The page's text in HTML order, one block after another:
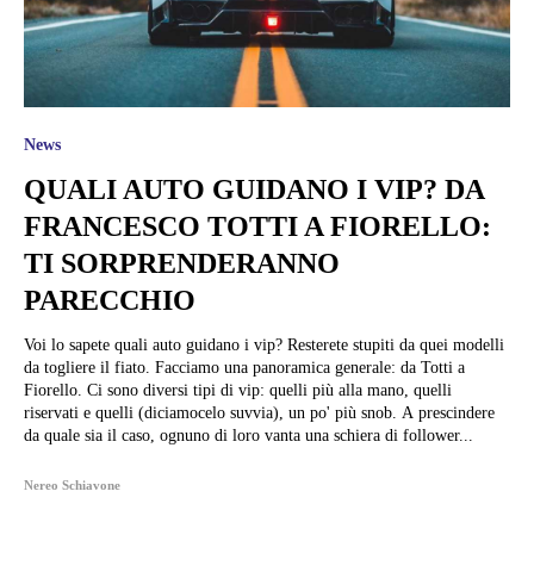
News
QUALI AUTO GUIDANO I VIP? DA
FRANCESCO TOTTI A FIORELLO:
TI SORPRENDERANNO
PARECCHIO
Voi lo sapete quali auto guidano i vip? Resterete stupiti da quei modelli
da togliere il fiato. Facciamo una panoramica generale: da Totti a
Fiorello. Ci sono diversi tipi di vip: quelli più alla mano, quelli
riservati e quelli (diciamocelo suvvia), un po' più snob. A prescindere
da quale sia il caso, ognuno di loro vanta una schiera di follower...
Nereo Schiavone